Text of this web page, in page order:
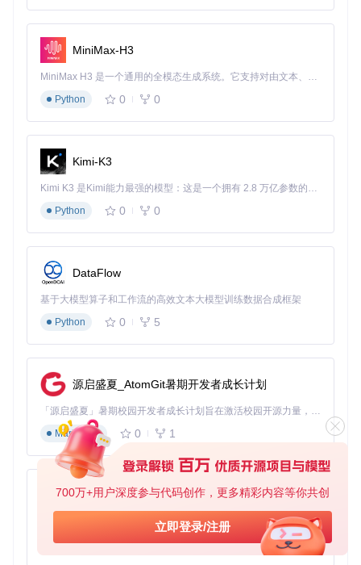
700万+用户深度参与代码创作，更多精彩内容等你共创
立即登录/注册
音频输出设置
AL适合对延迟敏感的动作游戏，SDL2则提供更广泛的设
备兼容性。
控制器映射：连接游戏手柄后，在输入设置中完成按键映
射。Ryujinx支持多种手柄类型，可根据个人习惯自定义配
置。
系统密钥配置：确保正确设置了必要的系统密钥文件，这
无法启动。
游戏安装总是出错？掌握这三个技巧：
游戏文件验证：确保你的游戏文件完整且未损坏。损坏的
固件版本匹配：确认模拟器固件版本与游戏要求相匹配。
过旧的固件可能导致兼容性问题。
加载流程优化：对于大型游戏，建议先进行文件校验，然
后选择"快速加载"选项以减少启动时间。
进阶技巧：性能优化提升游戏体验
图形渲染深度优化
画面卡顿影响体验？这三个设置让帧率提升50%：
启用多线程渲染：在图形设置中开启多线程渲染选项，充分
MiniMax-H3
MiniMax H3 是一个通用的全模态生成系统。它支持对由文本、图像、视频和音频组成的多模态上下文进行统一理解，并能生成分辨率高达 2K、时长可达 15 秒的带原生立体声音频的视频。得益于面向任务泛化的系统设计，H3 在预训练阶段就已具备广泛的多模态上下文理解与生成能力，能够出色地执行复杂的多模态指令。
Python
0 0
Kimi-K3
Kimi K3 是Kimi能力最强的模型：这是一个拥有 2.8 万亿参数的混合专家（MoE）模型，具备原生视觉理解能力，并支持 100 万 token 的上下文窗口。
Python
0 0
DataFlow
基于大模型算子和工作流的高效文本大模型训练数据合成框架
Python
0 5
源启盛夏_AtomGit暑期开发者成长计划
「源启盛夏」暑期校园开发者成长计划旨在激活校园开源力量，通过积分激励、认证扶持、资源倾斜等形式，引导高校组织和开发者完成「入驻 — 建项目 — 做贡献 — 获认证 — 得资源」的完整闭环。无论你是想带领社团入驻平台的组织者，还是希望用代码贡献证明自己的开发者，都能在这里找到属于你的成长路径。
Markdown
0 1
py-xiaozhi
基于Python的Xiaozhi AI，适用于想要完整Xiaozhi体验而无需拥有专用硬件的用户。
Python
0 1